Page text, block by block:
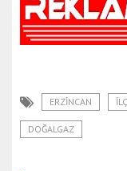
ERZINCAN
DOĞALGAZ